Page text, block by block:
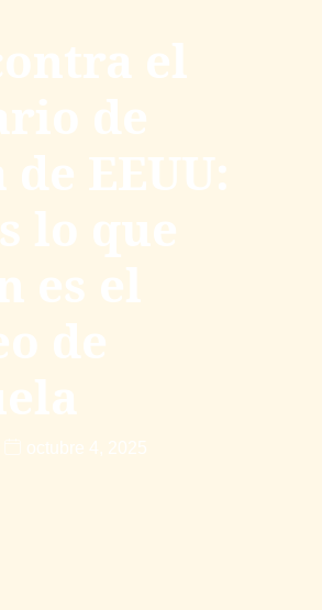
el
de
EEUU:
lo que
es el
de
octubre 4, 2025